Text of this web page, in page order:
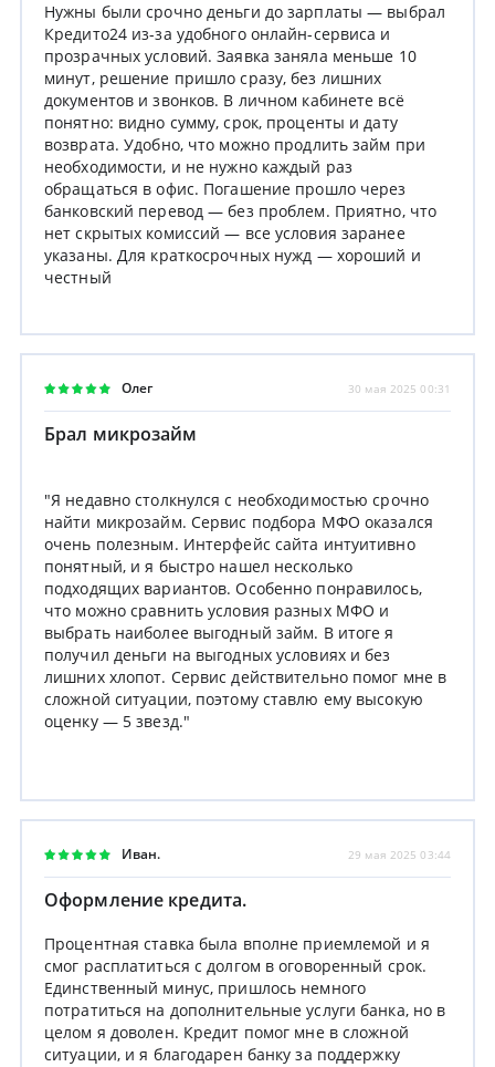
Нужны были срочно деньги до зарплаты — выбрал
Кредито24 из-за удобного онлайн-сервиса и
прозрачных условий. Заявка заняла меньше 10
минут, решение пришло сразу, без лишних
документов и звонков. В личном кабинете всё
понятно: видно сумму, срок, проценты и дату
возврата. Удобно, что можно продлить займ при
необходимости, и не нужно каждый раз
обращаться в офис. Погашение прошло через
банковский перевод — без проблем. Приятно, что
нет скрытых комиссий — все условия заранее
указаны. Для краткосрочных нужд — хороший и
честный
Олег 30 мая 2025 00:31
Брал микрозайм
"Я недавно столкнулся с необходимостью срочно
найти микрозайм. Сервис подбора МФО оказался
очень полезным. Интерфейс сайта интуитивно
понятный, и я быстро нашел несколько
подходящих вариантов. Особенно понравилось,
что можно сравнить условия разных МФО и
выбрать наиболее выгодный займ. В итоге я
получил деньги на выгодных условиях и без
лишних хлопот. Сервис действительно помог мне в
сложной ситуации, поэтому ставлю ему высокую
оценку — 5 звезд."
Иван. 29 мая 2025 03:44
Оформление кредита.
Процентная ставка была вполне приемлемой и я
смог расплатиться с долгом в оговоренный срок.
Единственный минус, пришлось немного
потратиться на дополнительные услуги банка, но в
целом я доволен. Кредит помог мне в сложной
ситуации, и я благодарен банку за поддержку